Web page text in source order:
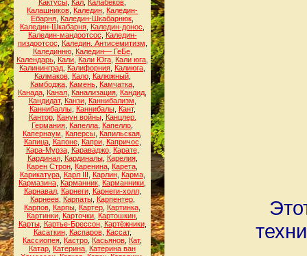
Кактусы Кал Калабеков
Калашников Каледин Каледин-
Ебарня Каледин-Шкабарнюк
Каледин-Шкабарня Каледин-донос
Каледин-мандоотсос
Каледин-
пиздоотсос
Каледин. Антисемитизм
Калединню, Каледин— ГеБе,
Календарь Кали Кали Юга Кали юга
Калининград Калифорния Калиюга
Калмаков, Кало, Калюжный,
Камбоджа Камень Камчатка
Канада Канал Канализация Кандид
Кандидат, Канзи, Каннибализм
Каннибаллы, Каннибалы, Кант,
Кантор, Канун войны, Канцлер.
Германия Капелла Капелло
Капернаум
Каперсы Капильская
Капица, Капоне, Капри, Капричос
Кара-Мурза, Караваджо, Карате,
Кардинал, Кардиналы, Карелия,
Карен Строн Каренина Карета
Карикатура, Карл III Карлин, Карма,
Кармазина Карманник Карманники
Карнавал, Карнеги, Карнеги-холл,
Карнеев, Карпаты, Карпентер,
Карпов Карпы Картер Картинка
Картинки Карточки Картошкин
Карты, Картье-Брессон, Картёжники,
Касаткин, Каспаров, Кассат,
Кассиопея Кастро Касьянов Кат,
Катар Катерина Катерина ван